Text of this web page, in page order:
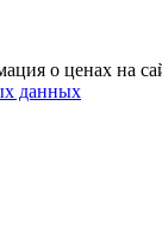
о ценах на
данных